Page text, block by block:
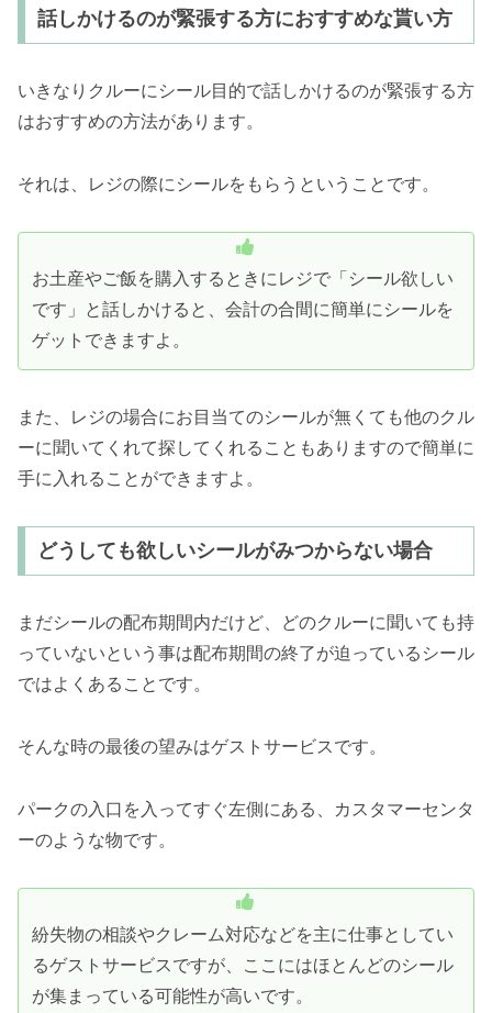
話しかけるのが緊張する方におすすめな貰い方
いきなりクルーにシール目的で話しかけるのが緊張する方
はおすすめの方法があります。
それは、レジの際にシールをもらうということです。
お土産やご飯を購入するときにレジで「シール欲しい
です」と話しかけると、会計の合間に簡単にシールを
ゲットできますよ。
また、レジの場合にお目当てのシールが無くても他のクル
ーに聞いてくれて探してくれることもありますので簡単に
手に入れることができますよ。
どうしても欲しいシールがみつからない場合
まだシールの配布期間内だけど、どのクルーに聞いても持
っていないという事は配布期間の終了が迫っているシール
ではよくあることです。
そんな時の最後の望みはゲストサービスです。
パークの入口を入ってすぐ左側にある、カスタマーセンタ
ーのような物です。
紛失物の相談やクレーム対応などを主に仕事としてい
るゲストサービスですが、ここにはほとんどのシール
が集まっている可能性が高いです。